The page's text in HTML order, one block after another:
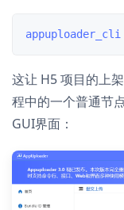
这让 H5 项目的上
程中的一个普通节点
GUI界面：